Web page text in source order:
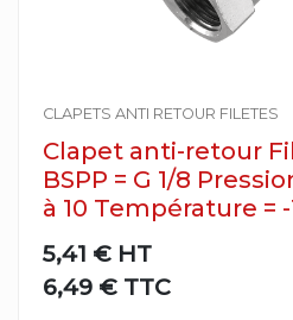
CLAPETS ANTI RETOUR FILETES
Clapet anti-retour
BSPP = G 1/8
à 10 Température = -
5,41 € HT
6,49 € TTC